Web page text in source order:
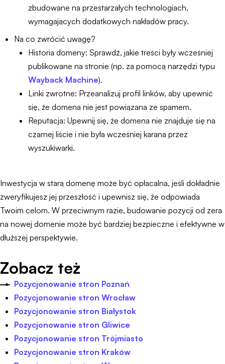
zbudowane na przestarzałych technologiach,
wymagających dodatkowych nakładów pracy.
Na co zwrócić uwagę?
Historia domeny: Sprawdź, jakie treści były wcześniej
publikowane na stronie (np. za pomocą narzędzi typu
Wayback Machine).
Linki zwrotne: Przeanalizuj profil linków, aby upewnić
się, że domena nie jest powiązana ze spamem.
Reputacja: Upewnij się, że domena nie znajduje się na
czarnej liście i nie była wcześniej karana przez
wyszukiwarki.
Inwestycja w starą domenę może być opłacalna, jeśli dokładnie
zweryfikujesz jej przeszłość i upewnisz się, że odpowiada
Twoim celom. W przeciwnym razie, budowanie pozycji od zera
na nowej domenie może być bardziej bezpieczne i efektywne w
dłuższej perspektywie.
Zobacz też
Pozycjonowanie stron Poznań
Pozycjonowanie stron Wrocław
Pozycjonowanie stron Białystok
Pozycjonowanie stron Gliwice
Pozycjonowanie stron Trójmiasto
Pozycjonowanie stron Kraków